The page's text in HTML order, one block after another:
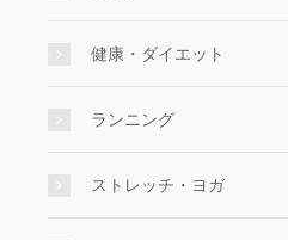
健康・ダイエット
ランニング
ストレッチ・ヨガ